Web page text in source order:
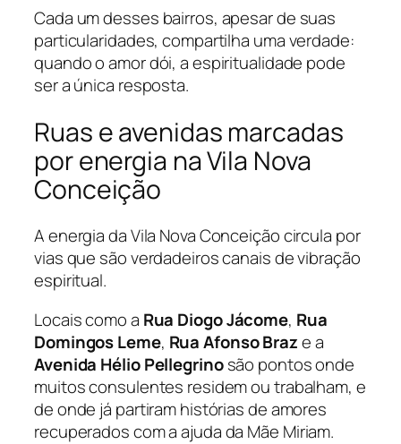
Cada um desses bairros, apesar de suas
particularidades, compartilha uma verdade:
quando o amor dói, a espiritualidade pode
ser a única resposta.
Ruas e avenidas marcadas
por energia na Vila Nova
Conceição
A energia da Vila Nova Conceição circula por
vias que são verdadeiros canais de vibração
espiritual.
Locais como a Rua Diogo Jácome, Rua
Domingos Leme, Rua Afonso Braze a
Avenida Hélio Pellegrinosão pontos onde
muitos consulentes residem ou trabalham, e
de onde já partiram histórias de amores
recuperados com a ajuda da Mãe Miriam.